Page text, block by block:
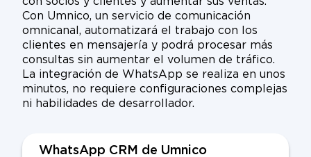
Con Umnico, un servicio de comunicación
omnicanal, automatizará el trabajo con los
clientes en mensajería y podrá procesar más
consultas sin aumentar el volumen de tráfico.
La integración de WhatsApp se realiza en unos
minutos, no requiere configuraciones complejas
ni habilidades de desarrollador.
WhatsApp CRM de Umnico